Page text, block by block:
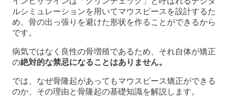
ルシミュレーションを用いてマウスピースを設計するた
め、骨の出っ張りを避けた形状を作ることができるから
です。
病気ではなく良性の骨増殖であるため、それ自体が矯正
の絶対的な禁忌になることはありません。
では、なぜ骨隆起があってもマウスピース矯正ができる
のか、その理由と骨隆起の基礎知識を解説します。